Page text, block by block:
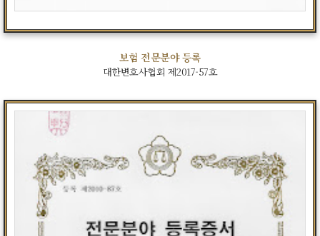
보험 전문분야 등록
대한변호사협회 제2017-57호